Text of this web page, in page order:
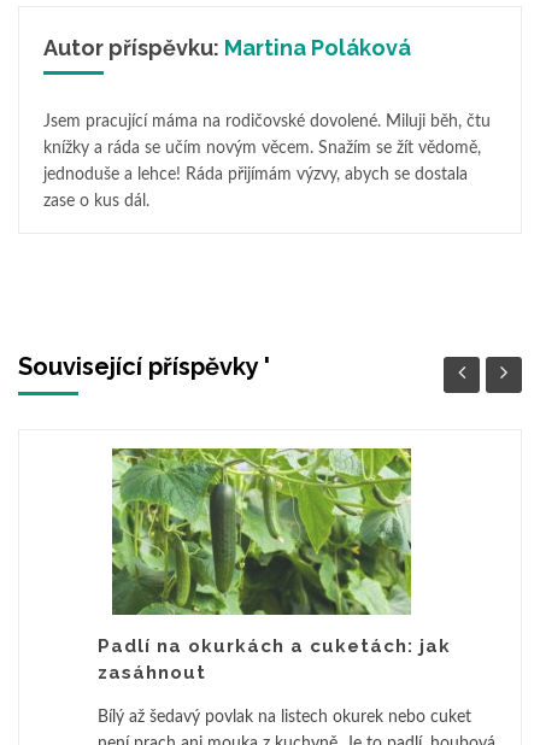
Autor příspěvku: Martina Poláková
Jsem pracující máma na rodičovské dovolené. Miluji běh, čtu
knížky a ráda se učím novým věcem. Snažím se žít vědomě,
jednoduše a lehce! Ráda přijímám výzvy, abych se dostala
zase o kus dál.
Související příspěvky '
Padlí na okurkách a cuketách: jak
zasáhnout
Bílý až šedavý povlak na listech okurek nebo cuket